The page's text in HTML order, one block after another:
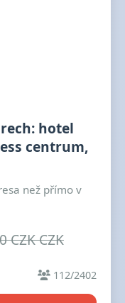
hotel
centrum,
než přímo v
CZK CZK
112/2402